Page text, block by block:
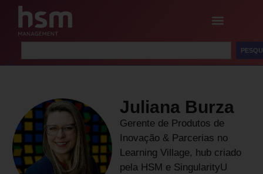
Juliana Burza
Gerente de Produtos de
Inovação & Parcerias no
Learning Village, hub criado
pela HSM e SingularityU